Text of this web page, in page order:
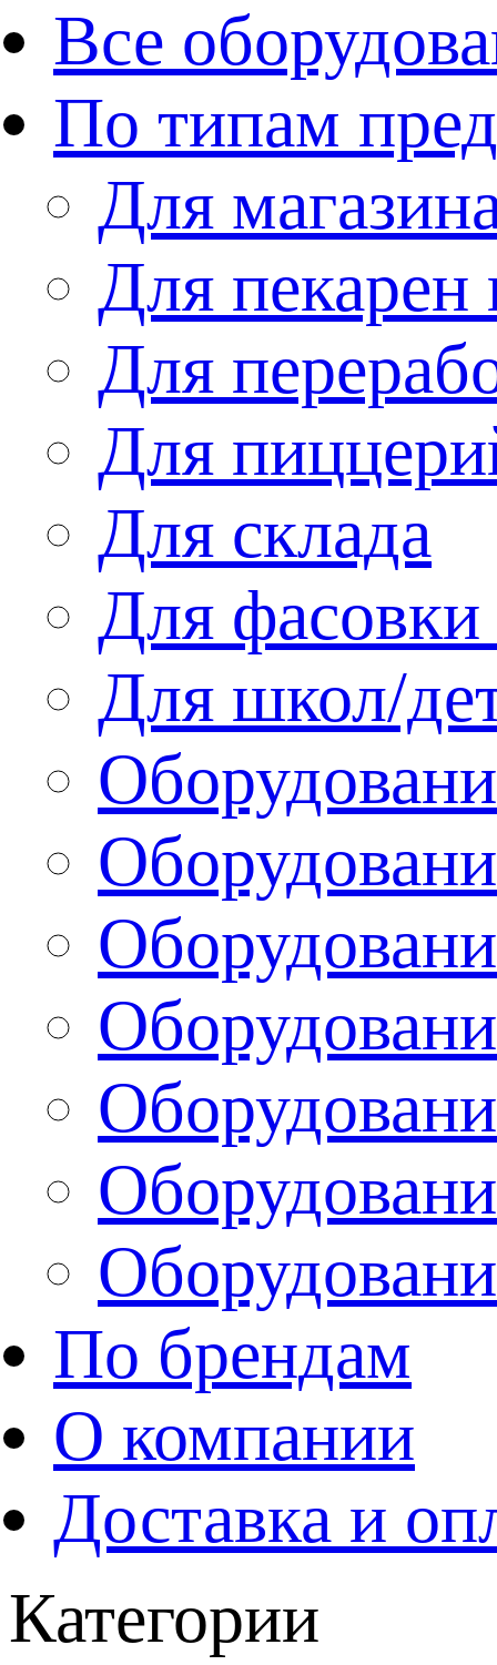
Все
По типам
Для
Для пекарен
Для
Для
Для склада
Для фасовки
Для школ/
По брендам
О компании
Доставка и
Категории